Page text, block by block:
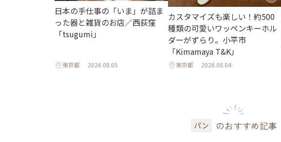
日本の手仕事の「いま」が詰ま
った器と雑貨のお店／西荻窪
「tsugumi」
東京都 2026.08.05
カスタマイズも楽しい！約500
種類の可愛いワッペンキーホル
ダーがずらり。小平市
「Kimamaya T&K」
東京都 2026.08.04
パン のおすすめ記事